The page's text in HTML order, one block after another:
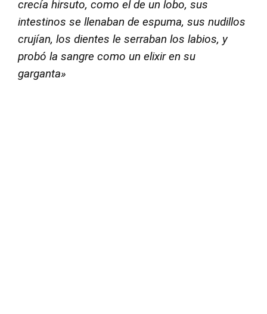
crecía hirsuto, como el de un lobo, sus
intestinos se llenaban de espuma, sus nudillos
crujían, los dientes le serraban los labios, y
probó la sangre como un elixir en su
garganta»